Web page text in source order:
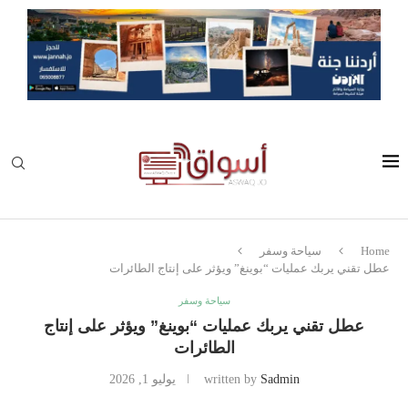
Home
سياحة وسفر
عطل تقني يربك عمليات “بوينغ” ويؤثر على إنتاج الطائرات
سياحة وسفر
عطل تقني يربك عمليات “بوينغ” ويؤثر على إنتاج
الطائرات
written by Sadmin يوليو 1, 2026